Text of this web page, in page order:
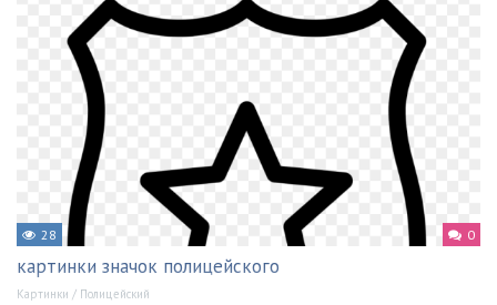
28 0
картинки значок полицейского
Картинки / Полицейский